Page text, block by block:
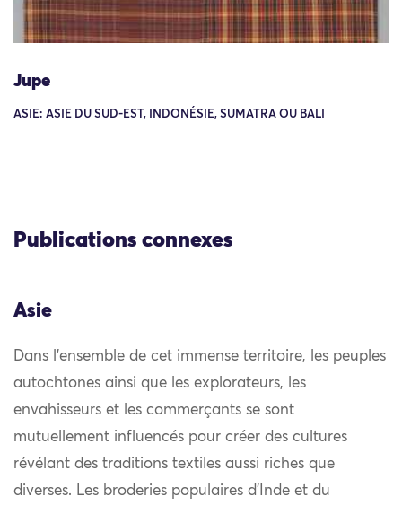
Jupe
ASIE: ASIE DU SUD-EST, INDONÉSIE, SUMATRA OU BALI
Publications connexes
Asie
Dans l’ensemble de cet immense territoire, les peuples
autochtones ainsi que les explorateurs, les
envahisseurs et les commerçants se sont
mutuellement influencés pour créer des cultures
révélant des traditions textiles aussi riches que
diverses. Les broderies populaires d’Inde et du